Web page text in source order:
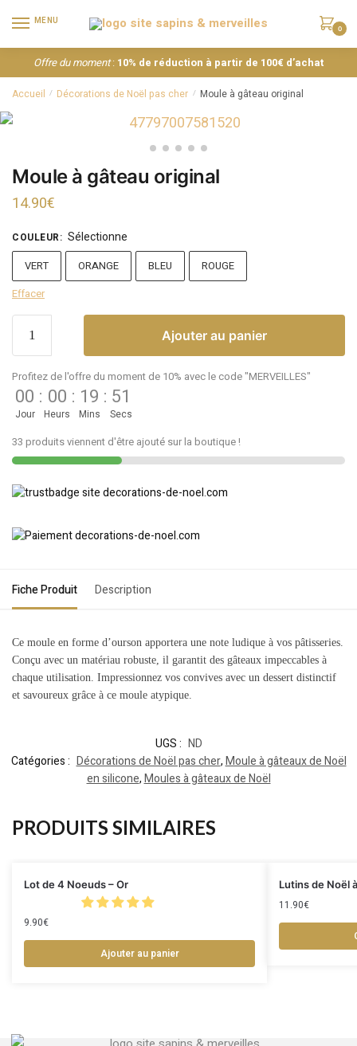
MENU
0
Offre du moment: 10% de réduction à partir de 100€ d’achat
Accueil / Décorations de Noël pas cher / Moule à gâteau original
Moule à gâteau original
14.90€
COULEUR: Sélectionne
VERT ORANGE BLEU
ROUGE
Effacer
Ajouter au panier
Profitez de l'offre du moment de 10% avec le code "MERVEILLES"
00
Jour
: 00
Heurs
: 19
Mins
: 51
Secs
33 produits viennent d'être ajouté sur la boutique !
Fiche Produit Description
Ce moule en forme d’ourson apportera une note ludique à vos pâtisseries.
Conçu avec un matériau robuste, il garantit des gâteaux impeccables à
chaque utilisation. Impressionnez vos convives avec un dessert distinctif
et savoureux grâce à ce moule atypique.
UGS : ND
Catégories : Décorations de Noël pas cher,Moule à gâteaux de Noël
en silicone,Moules à gâteaux de Noël
PRODUITS SIMILAIRES
Lot de 4 Noeuds – Or
9.90€
Ajouter au panier
Lutins de Noël
11.90€